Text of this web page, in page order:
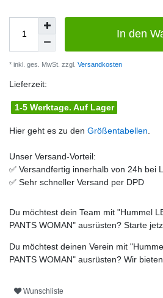
In den
* inkl. ges. MwSt. zzgl. Versandkosten
Lieferzeit:
1-5 Werktage. Auf Lager
Hier geht es zu den Größentabellen
Unser Versand-Vorteil:
✅ Versandfertig innerhalb von 24h bei
✅ Sehr schneller Versand per DPD
Du möchtest dein Team mit "Hummel
PANTS WOMAN" ausrüsten? Starte
Du möchtest deinen Verein mit "
PANTS WOMAN" ausrüsten? Wir
Wunschliste